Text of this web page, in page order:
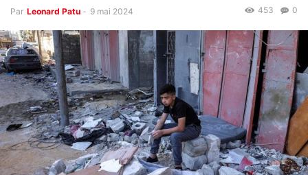
Par Leonard Patu - 9 mai 2024 0
453